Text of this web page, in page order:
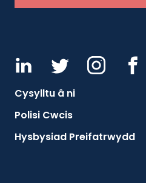
Cysylltu â ni
Polisi Cwcis
Hysbysiad Preifatrwydd